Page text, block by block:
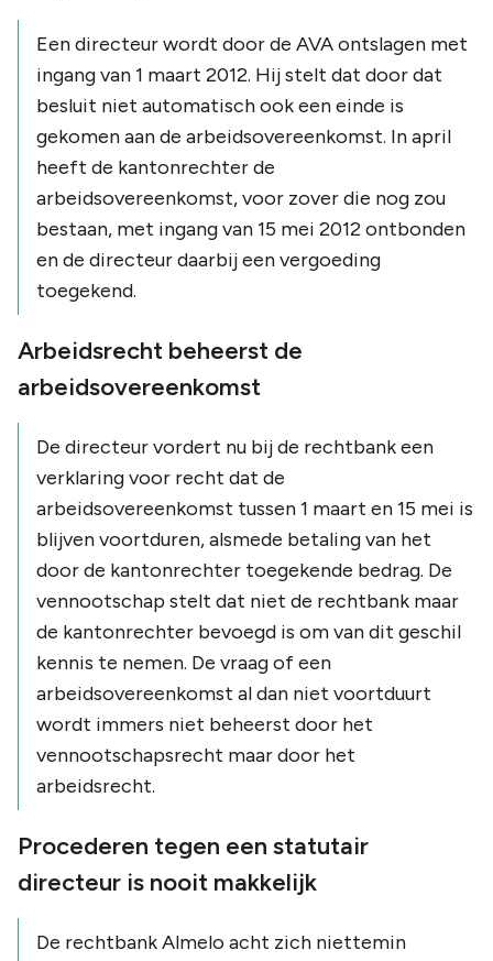
Een directeur wordt door de AVA ontslagen met
ingang van 1 maart 2012. Hij stelt dat door dat
besluit niet automatisch ook een einde is
gekomen aan de arbeidsovereenkomst. In april
heeft de kantonrechter de
arbeidsovereenkomst, voor zover die nog zou
bestaan, met ingang van 15 mei 2012 ontbonden
en de directeur daarbij een vergoeding
toegekend.
Arbeidsrecht beheerst de
arbeidsovereenkomst
De directeur vordert nu bij de rechtbank een
verklaring voor recht dat de
arbeidsovereenkomst tussen 1 maart en 15 mei is
blijven voortduren, alsmede betaling van het
door de kantonrechter toegekende bedrag. De
vennootschap stelt dat niet de rechtbank maar
de kantonrechter bevoegd is om van dit geschil
kennis te nemen. De vraag of een
arbeidsovereenkomst al dan niet voortduurt
wordt immers niet beheerst door het
vennootschapsrecht maar door het
arbeidsrecht.
Procederen tegen een statutair
directeur is nooit makkelijk
De rechtbank Almelo acht zich niettemin